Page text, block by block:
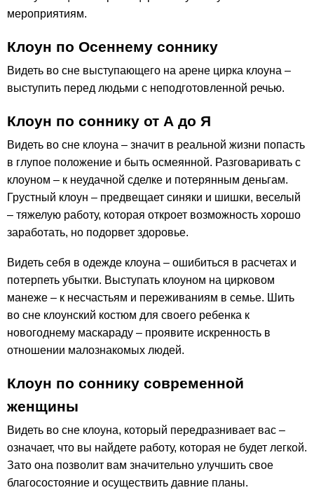
мероприятиям.
Клоун по Осеннему соннику
Видеть во сне выступающего на арене цирка клоуна –
выступить перед людьми с неподготовленной речью.
Клоун по соннику от А до Я
Видеть во сне клоуна – значит в реальной жизни попасть
в глупое положение и быть осмеянной. Разговаривать с
клоуном – к неудачной сделке и потерянным деньгам.
Грустный клоун – предвещает синяки и шишки, веселый
– тяжелую работу, которая откроет возможность хорошо
заработать, но подорвет здоровье.
Видеть себя в одежде клоуна – ошибиться в расчетах и
потерпеть убытки. Выступать клоуном на цирковом
манеже – к несчастьям и переживаниям в семье. Шить
во сне клоунский костюм для своего ребенка к
новогоднему маскараду – проявите искренность в
отношении малознакомых людей.
Клоун по соннику современной
женщины
Видеть во сне клоуна, который передразнивает вас –
означает, что вы найдете работу, которая не будет легкой.
Зато она позволит вам значительно улучшить свое
благосостояние и осуществить давние планы.